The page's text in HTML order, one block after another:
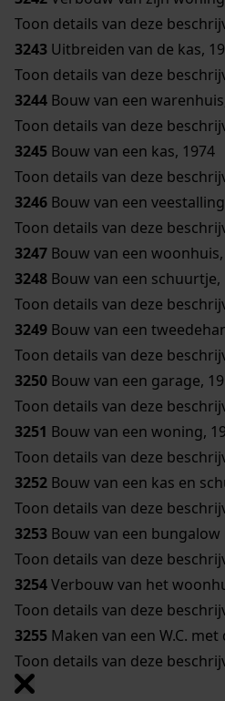
Toon details van deze
3243 Uitbreiden van de kas,
Toon details van deze
3244 Bouw van een
Toon details van deze
3245 Bouw van een kas, 1974
Toon details van deze
3246 Bouw van een
Toon details van deze
3247 Bouw van een
3248 Bouw van een schuurtje,
Toon details van deze
3249 Bouw van een
Toon details van deze
3250 Bouw van een garage,
Toon details van deze
3251 Bouw van een woning,
Toon details van deze
3252 Bouw van een kas en
Toon details van deze
3253 Bouw van een
Toon details van deze
3254Verbouw van het
Toon details van deze
3255 Maken van een W.C.
Toon details van deze